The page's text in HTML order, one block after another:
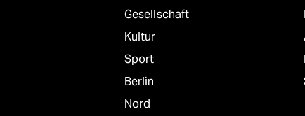
abo
genossenschaft
epaper login
Gesellschaft
Kultur
Sport
Berlin
Nord